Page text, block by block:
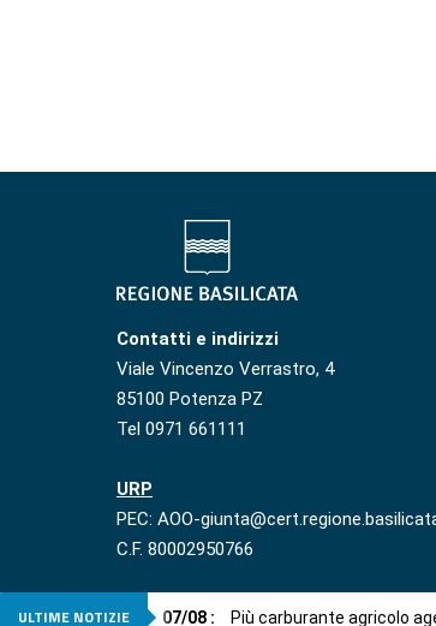
Contatti e indirizzi
Viale Vincenzo Verrastro, 4
85100 Potenza PZ
Tel 0971 661111
URP
PEC: AOO-
C.F. 80002950766
ULTIME NOTIZIE 07/08 : Più carburante agricolo